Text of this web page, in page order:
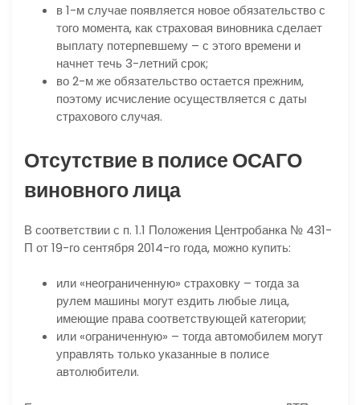
в 1-м случае появляется новое обязательство с
того момента, как страховая виновника сделает
выплату потерпевшему – с этого времени и
начнет течь 3-летний срок;
во 2-м же обязательство остается прежним,
поэтому исчисление осуществляется с даты
страхового случая.
Отсутствие в полисе ОСАГО
виновного лица
В соответствии с п. 1.1 Положения Центробанка № 431-
П от 19-го сентября 2014-го года, можно купить:
или «неограниченную» страховку – тогда за
рулем машины могут ездить любые лица,
имеющие права соответствующей категории;
или «ограниченную» – тогда автомобилем могут
управлять только указанные в полисе
автолюбители.